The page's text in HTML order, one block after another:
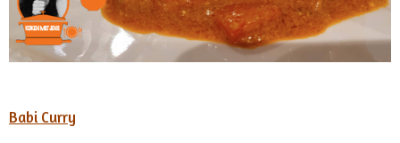
Babi Curry